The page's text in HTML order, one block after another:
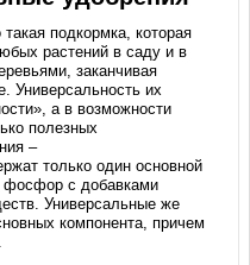
подкормка, которая
растений в саду и в
заканчивая
Универсальность их
а в возможности
полезных
–
только один основной
фосфор с добавками
Универсальные же
компонента, причем